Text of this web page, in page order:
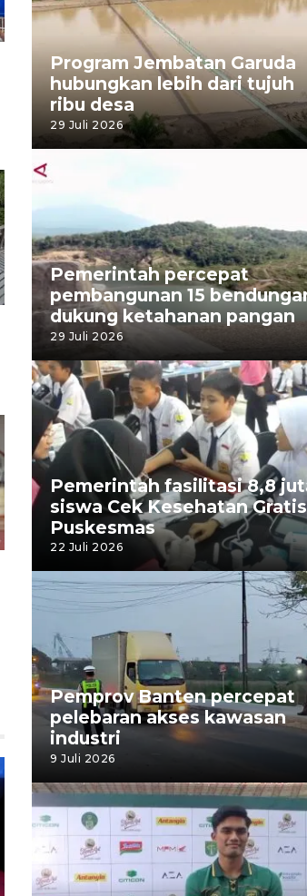
Program Jembatan Garuda
hubungkan lebih dari tujuh
ribu desa
29 Juli 2026
Pemerintah percepat
pembangunan 15
dukung ketahanan pangan
29 Juli 2026
Pemerintah fasilitasi 8,8
siswa Cek Kesehatan
Puskesmas
22 Juli 2026
Pemprov Banten percepat
pelebaran akses kawasan
industri
9 Juli 2026